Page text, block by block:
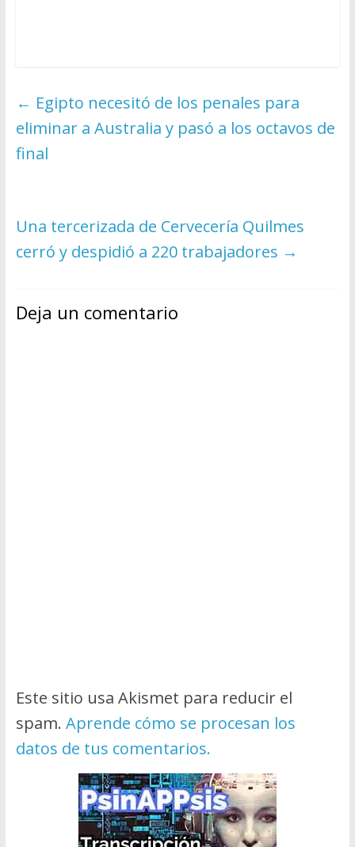
← Egipto necesitó de los penales para
eliminar a Australia y pasó a los octavos de
final
Una tercerizada de Cervecería Quilmes
cerró y despidió a 220 trabajadores →
Deja un comentario
Este sitio usa Akismet para reducir el
spam. Aprende cómo se procesan los
datos de tus comentarios.